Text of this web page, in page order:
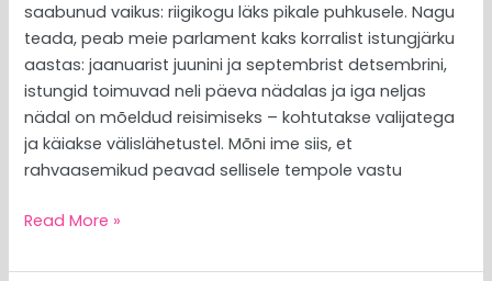
saabunud vaikus: riigikogu läks pikale puhkusele. Nagu
teada, peab meie parlament kaks korralist istungjärku
aastas: jaanuarist juunini ja septembrist detsembrini,
istungid toimuvad neli päeva nädalas ja iga neljas
nädal on mõeldud reisimiseks – kohtutakse valijatega
ja käiakse välislähetustel. Mõni ime siis, et
rahvaasemikud peavad sellisele tempole vastu
Read More »